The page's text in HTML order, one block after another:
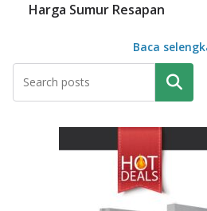
Harga Sumur Resapan
Baca
Pencarian